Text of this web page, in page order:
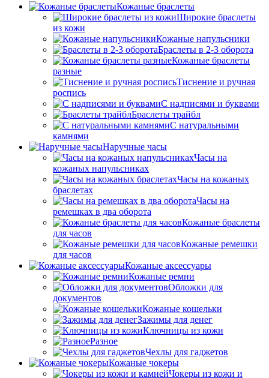
Кожаные браслеты
Широкие браслеты
из кожи
Кожаные напульсники
Браслеты в 2-3 оборота
Кожаные браслеты
разные
Тиснение и ручная
роспись
С надписями и буквами
Браслеты трайбл
С натуральными
камнями
Наручные часы
Часы на
кожаных напульсниках
Часы на кожаных
браслетах
Часы на
ремешках в два оборота
Кожаные браслеты
для часов
Кожаные ремешки
для часов
Кожаные аксессуары
Кожаные ремни
Обложки для
документов
Кожаные кошельки
Зажимы для денег
Ключницы из кожи
Разное
Чехлы для гаджетов
Кожаные чокеры
Чокеры из кожи и